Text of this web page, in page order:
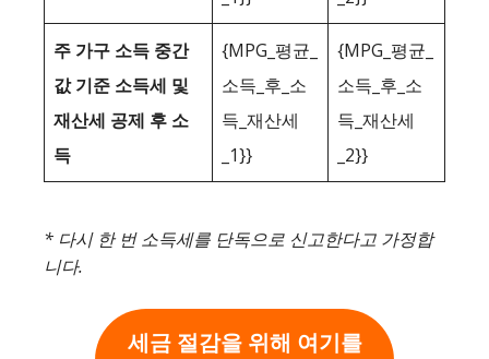
주 가구 소득 중간
값 기준 소득세 및
재산세 공제 후 소
득
{MPG_평균_
소득_후_소
득_재산세
_1}}
{MPG_평균_
소득_후_소
득_재산세
_2}}
* 다시 한 번 소득세를 단독으로 신고한다고 가정합
니다.
세금 절감을 위해 여기를